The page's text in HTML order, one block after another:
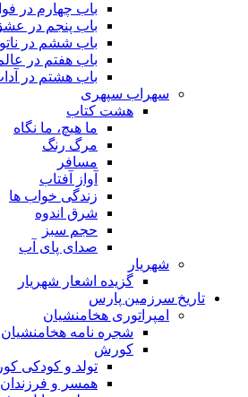
باب چهارم در
باب پنجم در
باب ششم در
باب هفتم در
باب هشتم در
سهراب سپهری
هشت کتاب
ما هیچ، ما نگاه
مرگ رنگ
مسافر
آواز آفتاب
زندگی خواب ها
شرق اندوه
حجم سبز
صدای پای آب
شهریار
گزیده اشعار شهریار
تاریخ سرزمین پارس
امپراتوری هخامنشیان
شجره نامه هخامنشیان
کورش
تولد و کودکی
همسر و